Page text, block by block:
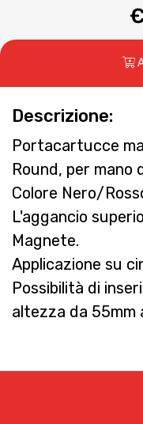
Descrizione:
Portacartucce
Round, per mano
Colore Nero/
L'aggancio
Magnete.
Applicazione su
Possibilità di
altezza da 55mm